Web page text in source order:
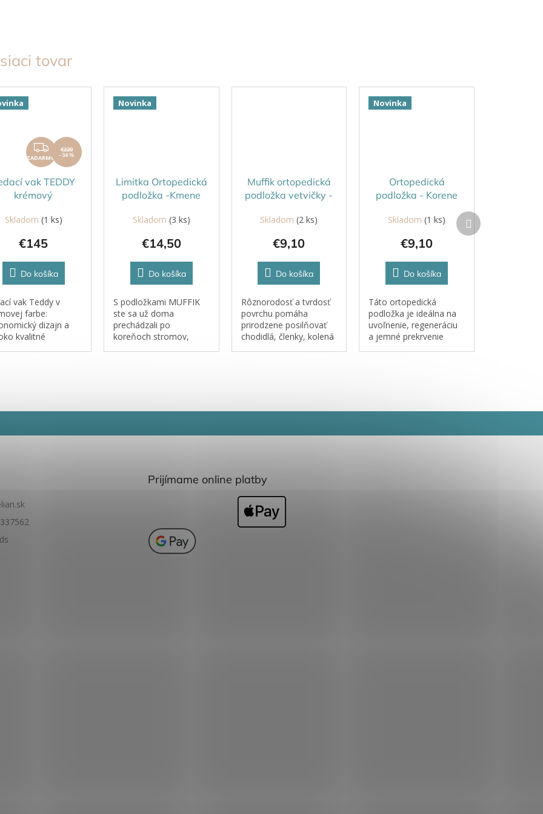
tovar
ZADARMO
ZADARMO
€220
–34 %
vak TEDDY
krémový
Skladom (1 ks)
€145
Do košíka
vak Teddy v
farbe:
dizajn a
kvalitné
Novinka
Limitka Ortopedická
podložka -Kmene
modrá
Skladom (3 ks)
€14,50
Do košíka
S podložkami MUFFIK
ste sa už doma
prechádzali po
koreňoch stromov,
Muffik ortopedická
podložka vetvičky -
Skladom(2 ks)
€9,10
Do košíka
Rôznorodosť a tvrdosť
povrchu pomáha
prirodzene posilňovať
chodidlá, členky, kolená
Novinka
Ortopedická
podložka - Korene
Skladom(1 ks)
€9,10
Do košíka
Táto ortopedická
podložka je ideálna na
uvoľnenie, regeneráciu
a jemné prekrvenie
Ďalší
produkt
Prijímame online platby